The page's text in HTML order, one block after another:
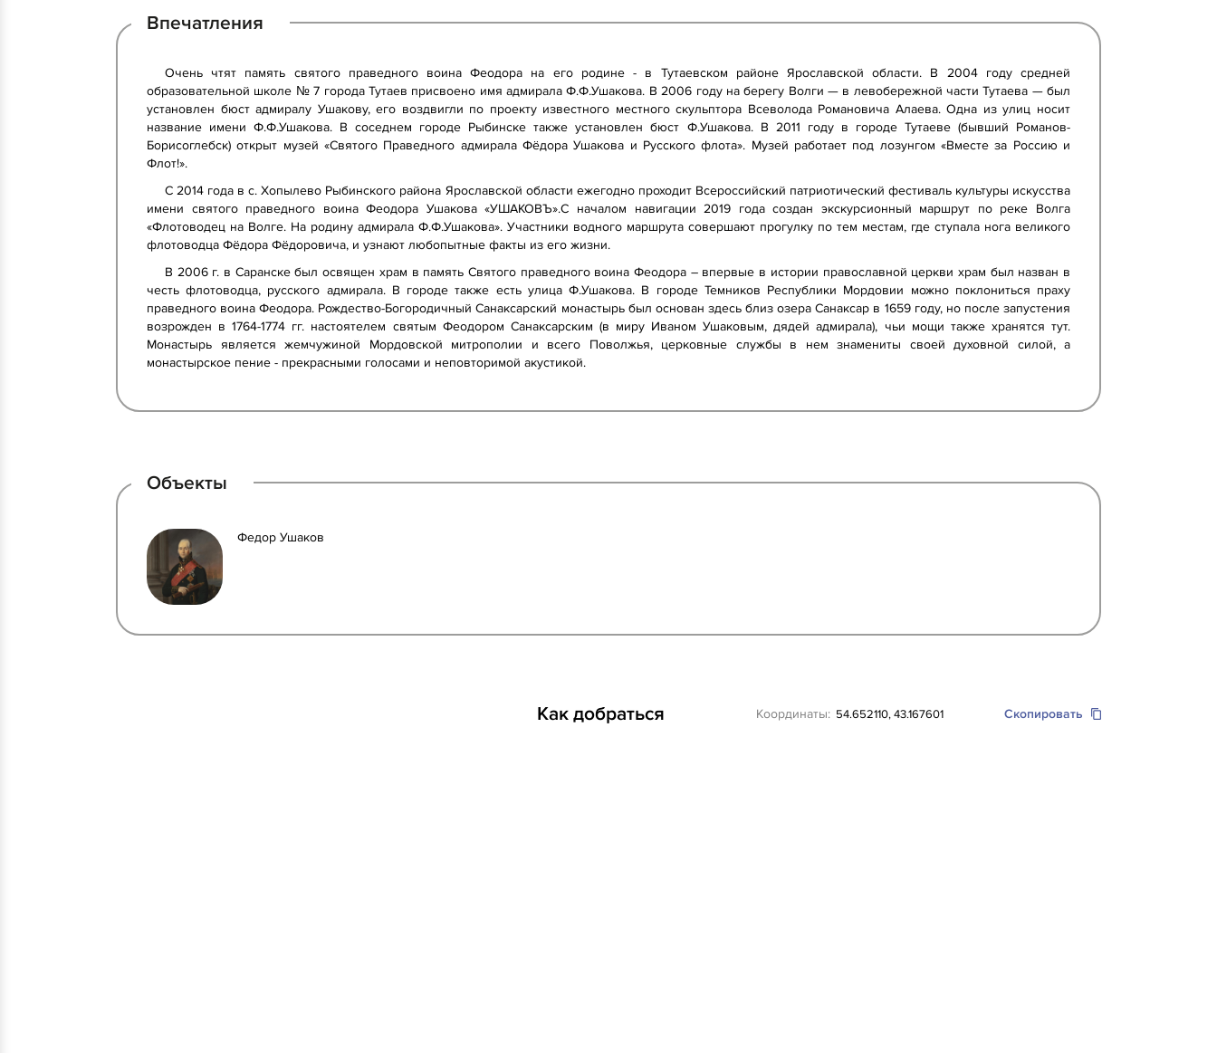
Впечатления
Очень чтят память святого праведного воина Феодора на его родине - в Тутаевском районе Ярославской области. В 2004 году средней
образовательной школе № 7 города Тутаев присвоено имя адмирала Ф.Ф.Ушакова. В 2006 году на берегу Волги — в левобережной части Тутаева — был
установлен бюст адмиралу Ушакову, его воздвигли по проекту известного местного скульптора Всеволода Романовича Алаева. Одна из улиц носит
название имени Ф.Ф.Ушакова. В соседнем городе Рыбинске также установлен бюст Ф.Ушакова. В 2011 году в городе Тутаеве (бывший Романов-
Борисоглебск) открыт музей «Святого Праведного адмирала Фёдора Ушакова и Русского флота». Музей работает под лозунгом «Вместе за Россию и
Флот!».
С 2014 года в с. Хопылево Рыбинского района Ярославской области ежегодно проходит Всероссийский патриотический фестиваль культуры искусства
имени святого праведного воина Феодора Ушакова «УШАКОВЪ».С началом навигации 2019 года создан экскурсионный маршрут по реке Волга
«Флотоводец на Волге. На родину адмирала Ф.Ф.Ушакова». Участники водного маршрута совершают прогулку по тем местам, где ступала нога великого
флотоводца Фёдора Фёдоровича, и узнают любопытные факты из его жизни.
В 2006 г. в Саранске был освящен храм в память Святого праведного воина Феодора – впервые в истории православной церкви храм был назван в
честь флотоводца, русского адмирала. В городе также есть улица Ф.Ушакова. В городе Темников Республики Мордовии можно поклониться праху
праведного воина Феодора. Рождество-Богородичный Санаксарский монастырь был основан здесь близ озера Санаксар в 1659 году, но после запустения
возрожден в 1764-1774 гг. настоятелем святым Феодором Санаксарским (в миру Иваном Ушаковым, дядей адмирала), чьи мощи также хранятся тут.
Монастырь является жемчужиной Мордовской митрополии и всего Поволжья, церковные службы в нем знамениты своей духовной силой, а
монастырское пение - прекрасными голосами и неповторимой акустикой.
Объекты
Федор Ушаков
Координаты: Скопировать
Как добраться